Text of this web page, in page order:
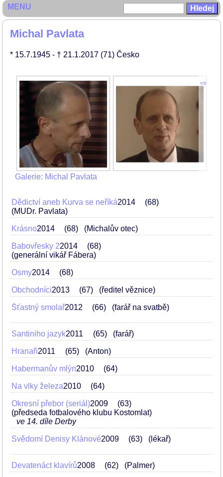
Michal Pavlata
* 15.7.1945 - † 21.1.2017 (71) Česko
Galerie: Michal Pavlata
Dědictví aneb Kurva se neříká2014
68
(MUDr. Pavlata)
Krásno2014 68 (Michalův otec)
Babovřesky 22014
68
(generální vikář Fábera)
Osmy2014 68
Obchodníci2013 67 (ředitel věznice)
Šťastný smolař2012 66 (farář na svatbě)
Santiniho jazyk2011 65 (farář)
Hranaři2011 65 (Anton)
Habermanův mlýn2010 64
Na vlky železa2010 64
Okresní přebor (seriál)2009
63
(předseda fotbalového klubu Kostomlat)
ve 14. díle Derby
Svědomí Denisy Klánové2009 63 (lékař)
Devatenáct klavírů2008 62 (Palmer)
MENU